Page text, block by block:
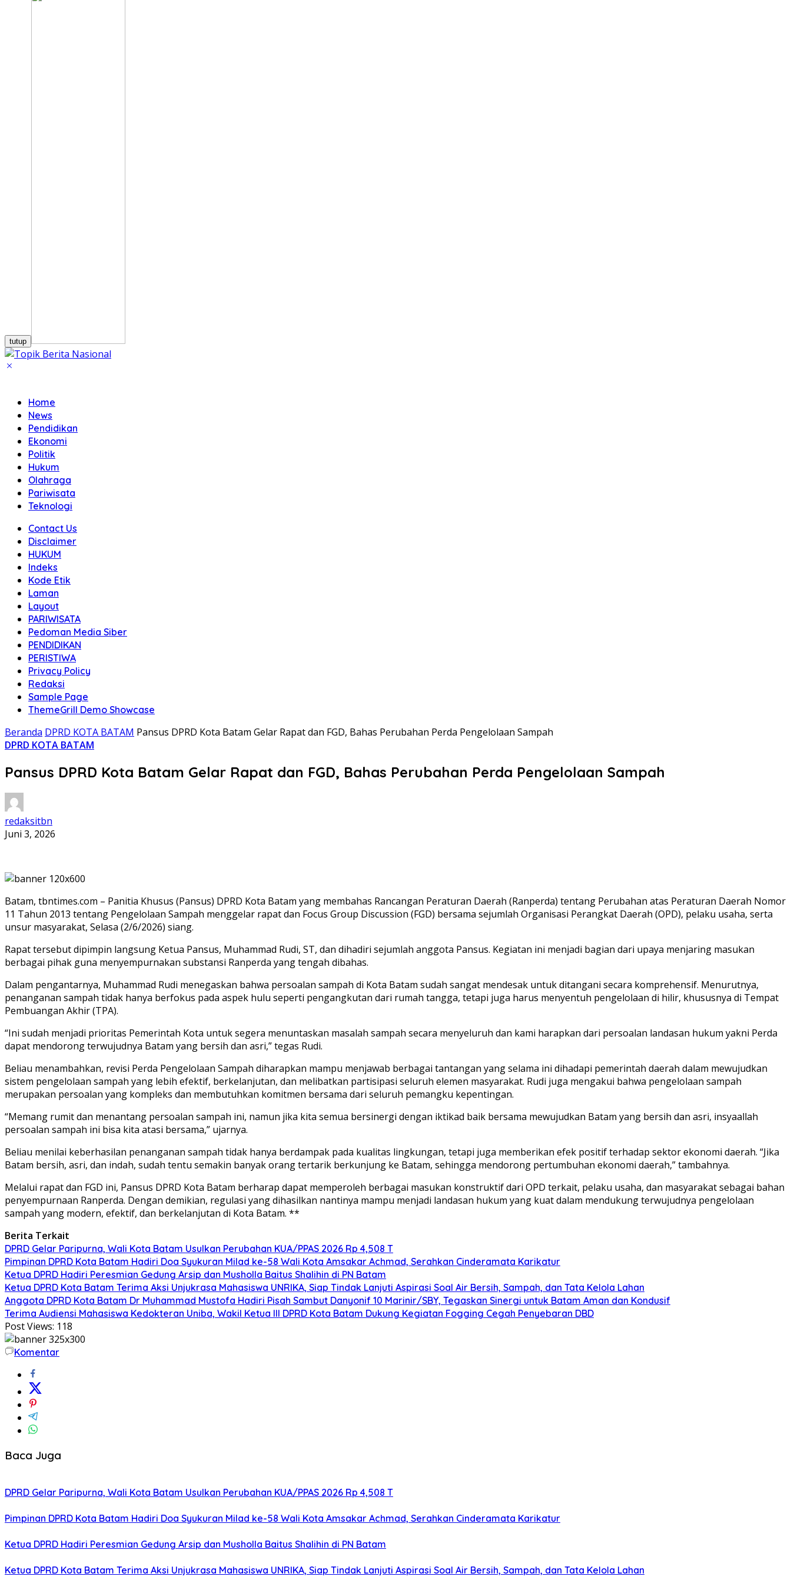
tutup
Home
News
Pendidikan
Ekonomi
Politik
Hukum
Olahraga
Pariwisata
Teknologi
Contact Us
Disclaimer
HUKUM
Indeks
Kode Etik
Laman
Layout
PARIWISATA
Pedoman Media Siber
PENDIDIKAN
PERISTIWA
Privacy Policy
Redaksi
Sample Page
ThemeGrill Demo Showcase
Beranda DPRD KOTA BATAM Pansus DPRD Kota Batam Gelar Rapat dan FGD, Bahas Perubahan Perda Pengelolaan Sampah
DPRD KOTA BATAM
Pansus DPRD Kota Batam Gelar Rapat dan FGD, Bahas Perubahan Perda Pengelolaan Sampah
redaksitbn
Juni 3, 2026
Batam, tbntimes.com – Panitia Khusus (Pansus) DPRD Kota Batam yang membahas Rancangan Peraturan Daerah (Ranperda) tentang Perubahan atas Peraturan Daerah Nomor
11 Tahun 2013 tentang Pengelolaan Sampah menggelar rapat dan Focus Group Discussion (FGD) bersama sejumlah Organisasi Perangkat Daerah (OPD), pelaku usaha, serta
unsur masyarakat, Selasa (2/6/2026) siang.
Rapat tersebut dipimpin langsung Ketua Pansus, Muhammad Rudi, ST, dan dihadiri sejumlah anggota Pansus. Kegiatan ini menjadi bagian dari upaya menjaring masukan
berbagai pihak guna menyempurnakan substansi Ranperda yang tengah dibahas.
Dalam pengantarnya, Muhammad Rudi menegaskan bahwa persoalan sampah di Kota Batam sudah sangat mendesak untuk ditangani secara komprehensif. Menurutnya,
penanganan sampah tidak hanya berfokus pada aspek hulu seperti pengangkutan dari rumah tangga, tetapi juga harus menyentuh pengelolaan di hilir, khususnya di Tempat
Pembuangan Akhir (TPA).
“Ini sudah menjadi prioritas Pemerintah Kota untuk segera menuntaskan masalah sampah secara menyeluruh dan kami harapkan dari persoalan landasan hukum yakni Perda
dapat mendorong terwujudnya Batam yang bersih dan asri,” tegas Rudi.
Beliau menambahkan, revisi Perda Pengelolaan Sampah diharapkan mampu menjawab berbagai tantangan yang selama ini dihadapi pemerintah daerah dalam mewujudkan
sistem pengelolaan sampah yang lebih efektif, berkelanjutan, dan melibatkan partisipasi seluruh elemen masyarakat. Rudi juga mengakui bahwa pengelolaan sampah
merupakan persoalan yang kompleks dan membutuhkan komitmen bersama dari seluruh pemangku kepentingan.
“Memang rumit dan menantang persoalan sampah ini, namun jika kita semua bersinergi dengan iktikad baik bersama mewujudkan Batam yang bersih dan asri, insyaallah
persoalan sampah ini bisa kita atasi bersama,” ujarnya.
Beliau menilai keberhasilan penanganan sampah tidak hanya berdampak pada kualitas lingkungan, tetapi juga memberikan efek positif terhadap sektor ekonomi daerah. “Jika
Batam bersih, asri, dan indah, sudah tentu semakin banyak orang tertarik berkunjung ke Batam, sehingga mendorong pertumbuhan ekonomi daerah,” tambahnya.
Melalui rapat dan FGD ini, Pansus DPRD Kota Batam berharap dapat memperoleh berbagai masukan konstruktif dari OPD terkait, pelaku usaha, dan masyarakat sebagai bahan
penyempurnaan Ranperda. Dengan demikian, regulasi yang dihasilkan nantinya mampu menjadi landasan hukum yang kuat dalam mendukung terwujudnya pengelolaan
sampah yang modern, efektif, dan berkelanjutan di Kota Batam. **
Berita Terkait
DPRD Gelar Paripurna, Wali Kota Batam Usulkan Perubahan KUA/PPAS 2026 Rp 4,508 T
Pimpinan DPRD Kota Batam Hadiri Doa Syukuran Milad ke-58 Wali Kota Amsakar Achmad, Serahkan Cinderamata Karikatur
Ketua DPRD Hadiri Peresmian Gedung Arsip dan Musholla Baitus Shalihin di PN Batam
Ketua DPRD Kota Batam Terima Aksi Unjukrasa Mahasiswa UNRIKA, Siap Tindak Lanjuti Aspirasi Soal Air Bersih, Sampah, dan Tata Kelola Lahan
Anggota DPRD Kota Batam Dr Muhammad Mustofa Hadiri Pisah Sambut Danyonif 10 Marinir/SBY, Tegaskan Sinergi untuk Batam Aman dan Kondusif
Terima Audiensi Mahasiswa Kedokteran Uniba, Wakil Ketua III DPRD Kota Batam Dukung Kegiatan Fogging Cegah Penyebaran DBD
Post Views: 118
Komentar
Baca Juga
DPRD Gelar Paripurna, Wali Kota Batam Usulkan Perubahan KUA/PPAS 2026 Rp 4,508 T
Pimpinan DPRD Kota Batam Hadiri Doa Syukuran Milad ke-58 Wali Kota Amsakar Achmad, Serahkan Cinderamata Karikatur
Ketua DPRD Hadiri Peresmian Gedung Arsip dan Musholla Baitus Shalihin di PN Batam
Ketua DPRD Kota Batam Terima Aksi Unjukrasa Mahasiswa UNRIKA, Siap Tindak Lanjuti Aspirasi Soal Air Bersih, Sampah, dan Tata Kelola Lahan